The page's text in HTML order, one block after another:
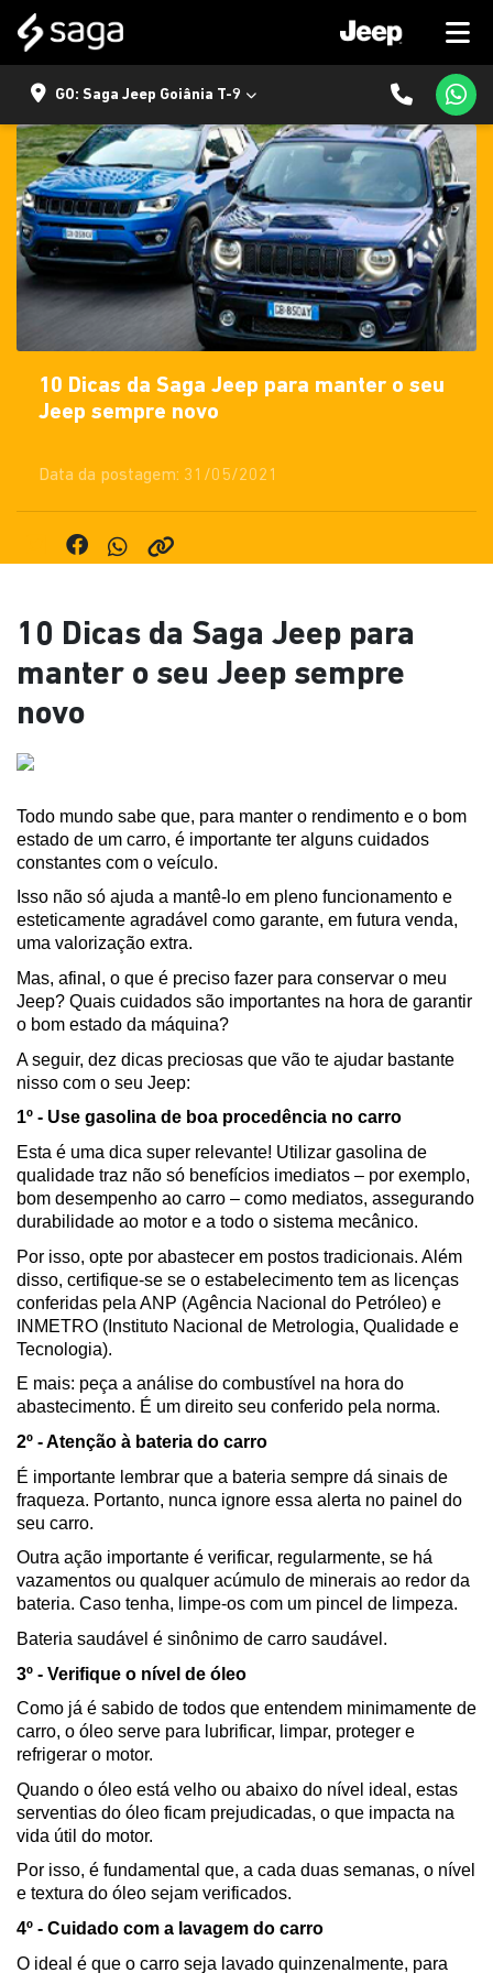
GO: Saga Jeep Goiânia T-9
10 Dicas da Saga Jeep para manter o seu
Jeep sempre novo
Data da postagem: 31/05/2021
10 Dicas da Saga Jeep para
manter o seu Jeep sempre
novo
Todo mundo sabe que, para manter o rendimento e o bom
estado de um carro, é importante ter alguns cuidados
constantes com o veículo.
Isso não só ajuda a mantê-lo em pleno funcionamento e
esteticamente agradável como garante, em futura venda,
uma valorização extra.
Mas, afinal, o que é preciso fazer para conservar o meu
Jeep? Quais cuidados são importantes na hora de garantir
o bom estado da máquina?
A seguir, dez dicas preciosas que vão te ajudar bastante
nisso com o seu Jeep:
1º - Use gasolina de boa procedência no carro
Esta é uma dica super relevante! Utilizar gasolina de
qualidade traz não só benefícios imediatos – por exemplo,
bom desempenho ao carro – como mediatos, assegurando
durabilidade ao motor e a todo o sistema mecânico.
Por isso, opte por abastecer em postos tradicionais. Além
disso, certifique-se se o estabelecimento tem as licenças
conferidas pela ANP (Agência Nacional do Petróleo) e
INMETRO (Instituto Nacional de Metrologia, Qualidade e
Tecnologia).
E mais: peça a análise do combustível na hora do
abastecimento. É um direito seu conferido pela norma.
2º - Atenção à bateria do carro
É importante lembrar que a bateria sempre dá sinais de
fraqueza. Portanto, nunca ignore essa alerta no painel do
seu carro.
Outra ação importante é verificar, regularmente, se há
vazamentos ou qualquer acúmulo de minerais ao redor da
bateria. Caso tenha, limpe-os com um pincel de limpeza.
Bateria saudável é sinônimo de carro saudável.
3º - Verifique o nível de óleo
Como já é sabido de todos que entendem minimamente de
carro, o óleo serve para lubrificar, limpar, proteger e
refrigerar o motor.
Quando o óleo está velho ou abaixo do nível ideal, estas
serventias do óleo ficam prejudicadas, o que impacta na
vida útil do motor.
Por isso, é fundamental que, a cada duas semanas, o nível
e textura do óleo sejam verificados.
4º - Cuidado com a lavagem do carro
O ideal é que o carro seja lavado quinzenalmente, para